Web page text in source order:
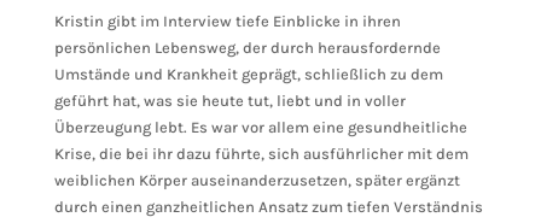
Kristin gibt im Interview tiefe Einblicke in ihren
persönlichen Lebensweg, der durch herausfordernde
Umstände und Krankheit geprägt, schließlich zu dem
geführt hat, was sie heute tut, liebt und in voller
Überzeugung lebt. Es war vor allem eine gesundheitliche
Krise, die bei ihr dazu führte, sich ausführlicher mit dem
weiblichen Körper auseinanderzusetzen, später ergänzt
durch einen ganzheitlichen Ansatz zum tiefen Verständnis